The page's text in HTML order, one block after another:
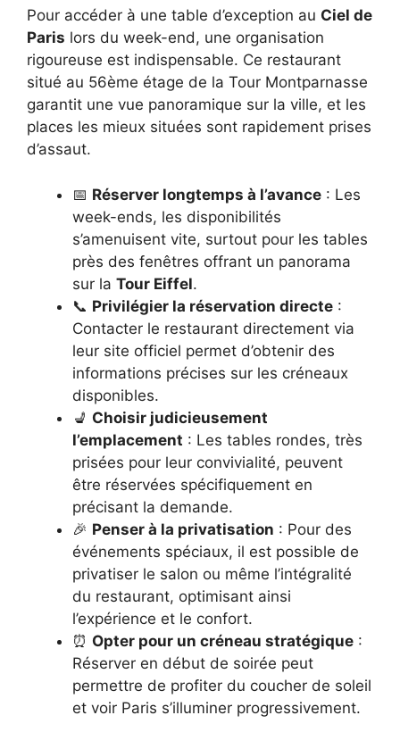
Pour accéder à une table d’exception au Ciel de
Paris lors du week-end, une organisation
rigoureuse est indispensable. Ce restaurant
situé au 56ème étage de la Tour Montparnasse
garantit une vue panoramique sur la ville, et les
places les mieux situées sont rapidement prises
d’assaut.
📅 Réserver longtemps à l’avance : Les
week-ends, les disponibilités
s’amenuisent vite, surtout pour les tables
près des fenêtres offrant un panorama
sur la Tour Eiffel.
📞 Privilégier la réservation directe :
Contacter le restaurant directement via
leur site officiel permet d’obtenir des
informations précises sur les créneaux
disponibles.
💺 Choisir judicieusement
l’emplacement : Les tables rondes, très
prisées pour leur convivialité, peuvent
être réservées spécifiquement en
précisant la demande.
🎉 Penser à la privatisation : Pour des
événements spéciaux, il est possible de
privatiser le salon ou même l’intégralité
du restaurant, optimisant ainsi
l’expérience et le confort.
⏰ Opter pour un créneau stratégique :
Réserver en début de soirée peut
permettre de profiter du coucher de soleil
et voir Paris s’illuminer progressivement.